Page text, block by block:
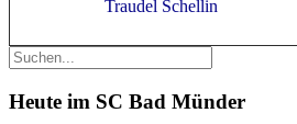
Traudel Schellin
Heute im SC Bad Münder